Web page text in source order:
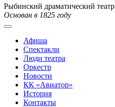
Рыбинский драматический театр
Основан в 1825 году
Афиша
Спектакли
Люди театра
Оркестр
Новости
КК «Авиатор»
История
Контакты